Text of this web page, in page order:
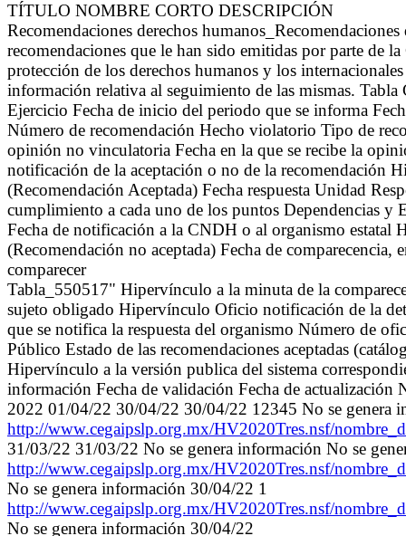
TÍTULO NOMBRE CORTO DESCRIPCIÓN
Recomendaciones derechos
recomendaciones que le han sido emitidas por parte de
protección de los derechos humanos y los
información relativa al seguimiento de las mismas. Tabla
Ejercicio Fecha de inicio del periodo que se informa
Número de recomendación Hecho violatorio Tipo de
opinión no vinculatoria Fecha en la que se recibe la
notificación de la aceptación o no de la recomendación
(Recomendación Aceptada) Fecha respuesta Unidad
cumplimiento a cada uno de los puntos Dependencias y
Fecha de notificación a la CNDH o al organismo estatal
(Recomendación no aceptada) Fecha de
comparecer
Tabla_550517" Hipervínculo a la minuta de la
sujeto obligado Hipervínculo Oficio notificación de la
que se notifica la respuesta del organismo Número de
Público Estado de las recomendaciones aceptadas
Hipervínculo a la versión publica del sistema
información Fecha de validación Fecha de actualización
2022 01/04/22 30/04/22 30/04/22 12345 No se genera
http://www.cegaipslp.org.mx/HV2020Tres.nsf/
31/03/22 31/03/22 No se genera información No se
http://www.cegaipslp.org.mx/HV2020Tres.nsf/
No se genera información 30/04/22 1
http://www.cegaipslp.org.mx/HV2020Tres.nsf/
No se genera información 30/04/22